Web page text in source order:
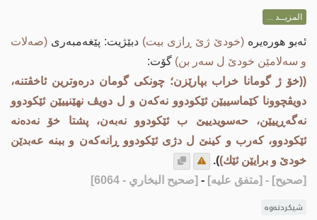
المزيــد ...
ئه‌بو هوره‌یره‌ (خودێ ژێ ڕازی بیت) دبێژیت: پێغه‌مبه‌ری (صه‌لات
و سه‌لامێن خودێ ل سه‌ر بن) گۆت:
((خۆ ژ گومانا خراب بپارێزن؛ چونكی گومان دره‌وترین ئاخڤتنه‌،
دویڤچوونا كێماسییێن ئێكودوو نه‌كه‌ن و ل دویڤ نهێنییێن ئێكودوو
نه‌گه‌ڕییێن، حه‌سویدییێ ب ئێكودوو نه‌به‌ن، پشتا خۆ نه‌ده‌نه‌
ئێكودوو، كه‌رب و كینێ ل دژی ئێكودوو ڕانه‌كه‌ن و ببنه‌ عه‌بدێن
خودێ و برایێن ئێك)).
[صحيح] - [متفق عليه] - [صحيح البخاري - 6064]
شیکردنەوە